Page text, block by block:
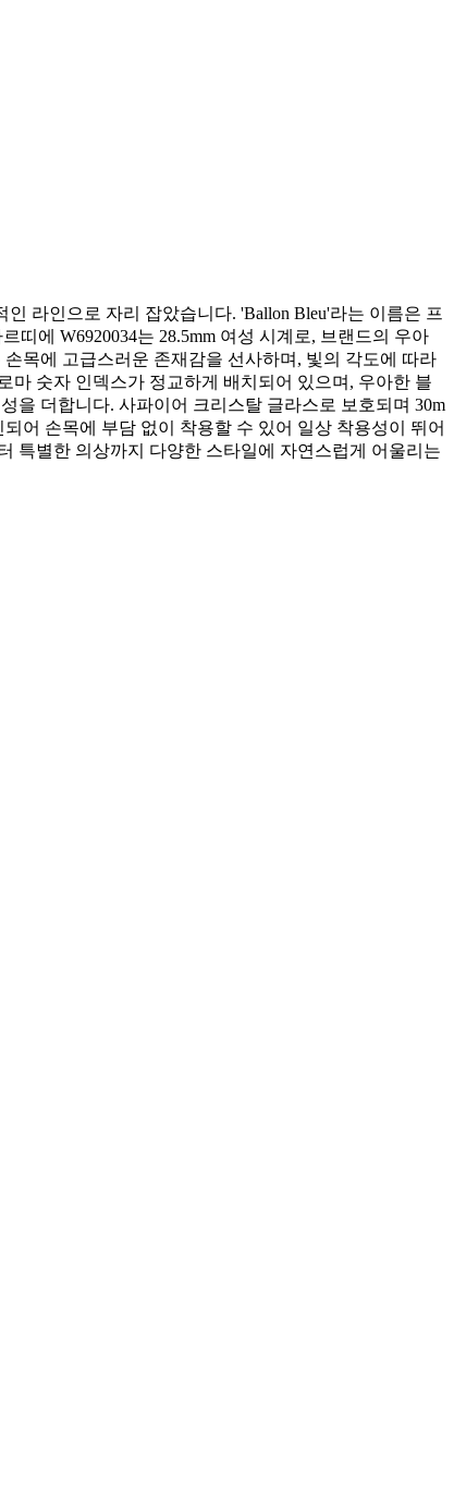
라인으로 자리 잡았습니다. 'Ballon Bleu'라는 이름은 프
에 W6920034는 28.5mm 여성 시계로, 브랜드의 우아
목에 고급스러운 존재감을 선사하며, 빛의 각도에 따라
마 숫자 인덱스가 정교하게 배치되어 있으며, 우아한 블
을 더합니다. 사파이어 크리스탈 글라스로 보호되며 30m
어 손목에 부담 없이 착용할 수 있어 일상 착용성이 뛰어
특별한 의상까지 다양한 스타일에 자연스럽게 어울리는